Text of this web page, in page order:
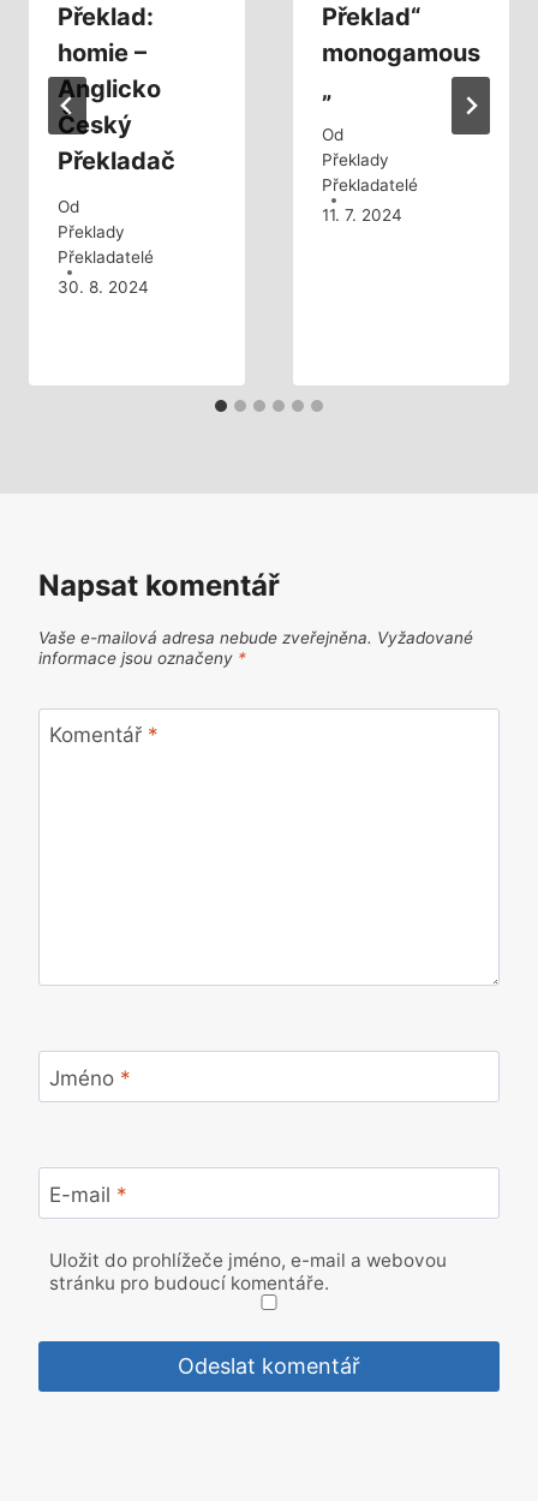
Překlad:
homie –
Anglicko
Český
Překladač
Od
Překlady
Překladatelé
30. 8. 2024
Překlad“
monogamous
„
Od
Překlady
Překladatelé
11. 7. 2024
Napsat komentář
Vaše e-mailová adresa nebude zveřejněna. Vyžadované
informace jsou označeny *
Komentář *
Jméno *
E-mail *
Uložit do prohlížeče jméno, e-mail a webovou
stránku pro budoucí komentáře.